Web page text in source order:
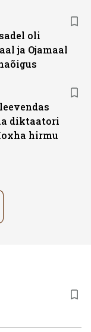
oli
ja Ojamaal
diktaatori
hirmu